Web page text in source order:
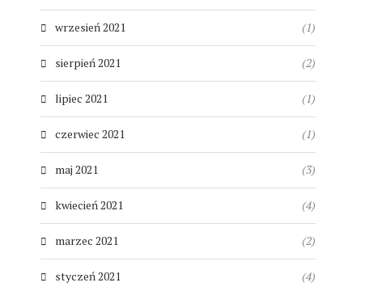
wrzesień 2021 (1)
sierpień 2021 (2)
lipiec 2021 (1)
czerwiec 2021 (1)
maj 2021 (3)
kwiecień 2021 (4)
marzec 2021 (2)
styczeń 2021 (4)